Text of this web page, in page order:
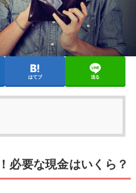
はてブ 送る
必要な現金はいくら？